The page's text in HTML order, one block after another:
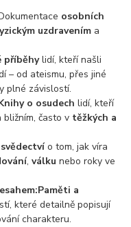
osobních
uzdravením a
příběhylidí, kteří našli
– od ateismu, přes jiné
plné závislostí.
o osudech lidí, kteří
často v těžkých a
o tom, jak víra
,válku nebo roky ve
Paměti a
které detailně popisují
charakteru.